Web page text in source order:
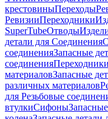
крестовиныПереходы
РевизииПереходники
SuperTubeОтводы
детали для Соединения
соединенияЗапасные
соединения
материаловЗапасные
различных материалов
для Резьбовые
втулкиСифоны